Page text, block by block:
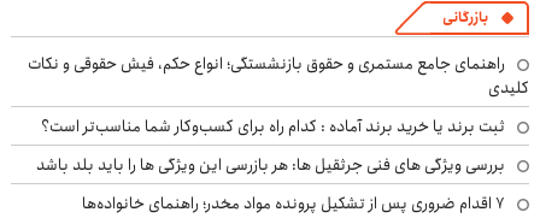
بازرگانی
راهنمای جامع مستمری و حقوق بازنشستگی؛ انواع حکم، فیش حقوقی و نکات
کلیدی
ثبت برند یا خرید برند آماده : کدام راه برای کسب‌وکار شما مناسب‌تر است؟
بررسی ویژگی های فنی جرثقیل ها: هر بازرسی این ویژگی ها را باید بلد باشد
۷ اقدام ضروری پس از تشکیل پرونده مواد مخدر؛ راهنمای خانواده‌ها